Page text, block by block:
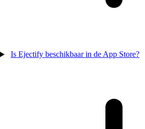
Is Ejectify beschikbaar in de App Store?